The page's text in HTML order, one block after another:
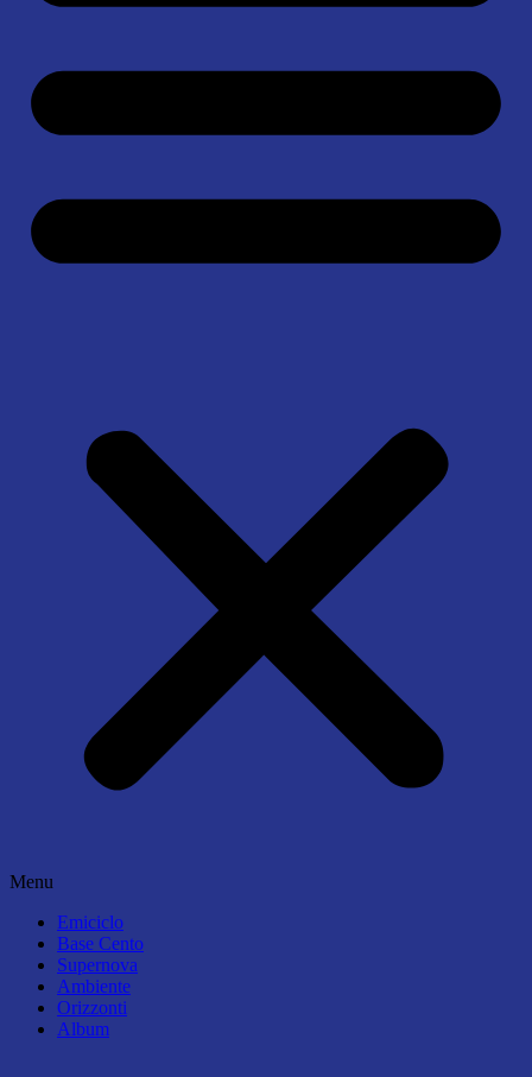
Menu
Emiciclo
Base Cento
Supernova
Ambiente
Orizzonti
Album